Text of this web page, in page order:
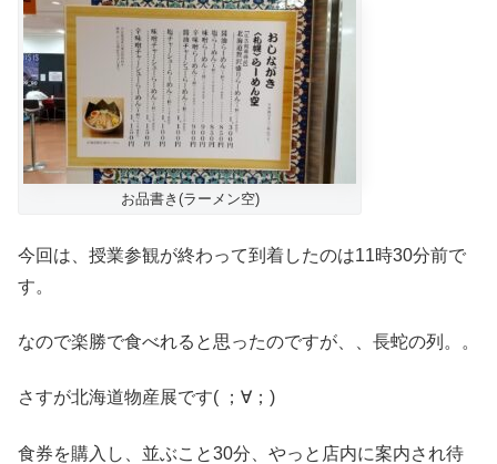
お品書き(ラーメン空)
今回は、授業参観が終わって到着したのは11時30分前で
す。
なので楽勝で食べれると思ったのですが、、長蛇の列。。
さすが北海道物産展です( ；∀；)
食券を購入し、並ぶこと30分、やっと店内に案内され待